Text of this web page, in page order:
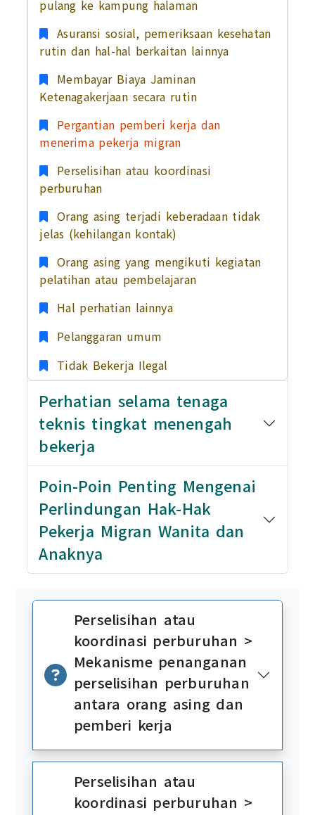
pulang ke kampung halaman
Asuransi sosial, pemeriksaan kesehatan
rutin dan hal-hal berkaitan lainnya
Membayar Biaya Jaminan
Ketenagakerjaan secara rutin
Pergantian pemberi kerja dan
menerima pekerja migran
Perselisihan atau koordinasi
perburuhan
Orang asing terjadi keberadaan tidak
jelas (kehilangan kontak)
Orang asing yang mengikuti kegiatan
pelatihan atau pembelajaran
Hal perhatian lainnya
Pelanggaran umum
Tidak Bekerja Ilegal
Perhatian selama tenaga
teknis tingkat menengah
bekerja
Poin-Poin Penting Mengenai
Perlindungan Hak-Hak
Pekerja Migran Wanita dan
Anaknya
Perselisihan atau
koordinasi perburuhan >
Mekanisme penanganan
perselisihan perburuhan
antara orang asing dan
pemberi kerja
Perselisihan atau
koordinasi perburuhan >